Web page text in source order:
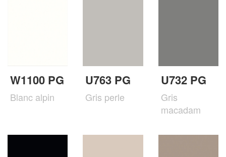
W1100 PG
Blanc alpin
U763 PG
Gris perle
U732 PG
Gris
macadam